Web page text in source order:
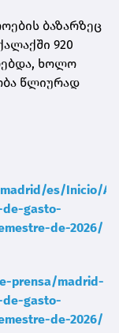
ბაზარზეც
920
ხოლო
წლიურად
es/Inicio/
de-gasto-
de-2026/
prensa/madrid-
de-gasto-
de-2026/